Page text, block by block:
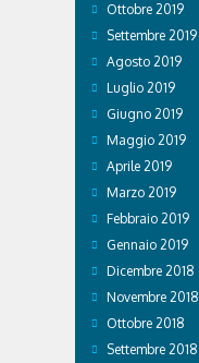
Ottobre 2019
Settembre 2019
Agosto 2019
Luglio 2019
Giugno 2019
Maggio 2019
Aprile 2019
Marzo 2019
Febbraio 2019
Gennaio 2019
Dicembre 2018
Novembre 2018
Ottobre 2018
Settembre 2018